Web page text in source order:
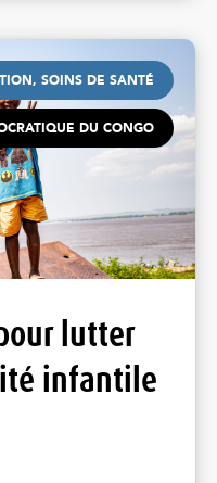
SOINS DE SANTÉ
DU CONGO
lutter
infantile